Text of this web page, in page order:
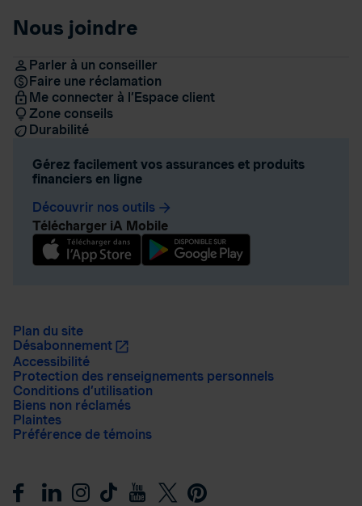
Nous joindre
Parler à un conseiller
Faire une réclamation
Me connecter à l’Espace client
Zone conseils
Durabilité
Gérez facilement vos assurances et produits
financiers en ligne
Découvrir nos outils arrow_forward
Télécharger iA Mobile
Plan du site
Désabonnement
Accessibilité
Protection des renseignements personnels
Conditions d’utilisation
Biens non réclamés
Plaintes
Préférence de témoins